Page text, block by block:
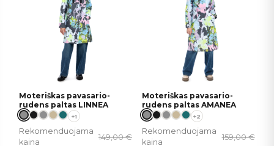
Moteriškas pavasario-
rudens paltas LINNEA
+1
Rekomenduojama
kaina
149,00€
Moteriškas pavasario-
rudens paltas AMANEA
+2
Rekomenduojama
kaina
159,00€